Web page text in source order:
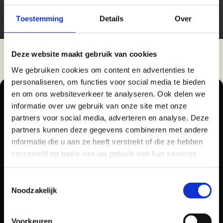
Toestemming Details Over
Deze website maakt gebruik van cookies
We gebruiken cookies om content en advertenties te
personaliseren, om functies voor social media te bieden
en om ons websiteverkeer te analyseren. Ook delen we
informatie over uw gebruik van onze site met onze
partners voor social media, adverteren en analyse. Deze
partners kunnen deze gegevens combineren met andere
informatie die u aan ze heeft verstrekt of die ze hebben
verzameld op basis van uw gebruik van hun services.
Noodzakelijk
Voorkeuren
Zakelijke klant worden
Vego Tuinmaterialen is de meest geschikte partner
voor zakelijke klanten op zoek naar tuin- en
infraproducten. Als professionele leverancier van
tuinmaterialen bieden wij een breed assortiment
aan producten van topkwaliteit. Lees meer over de
Aangepaste openingstijden tijdens de
vakantieperiode
Waardenburg en Vego Dordrecht hanteren tijdens
de vakantieperiode aangepaste openingstijden op
zaterdag. Bekijk de vestigingspagina voor de
actuele openingstijden.
Pellegrom Sierbestrating heet voortaan Vego
Tuinmaterialen.